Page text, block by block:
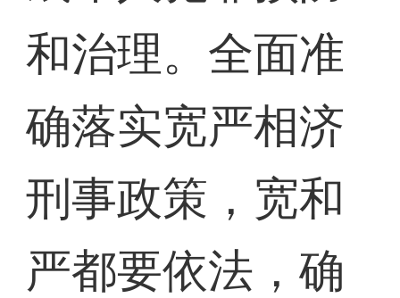
和治理。全面准
确落实宽严相济
刑事政策，宽和
严都要依法，确